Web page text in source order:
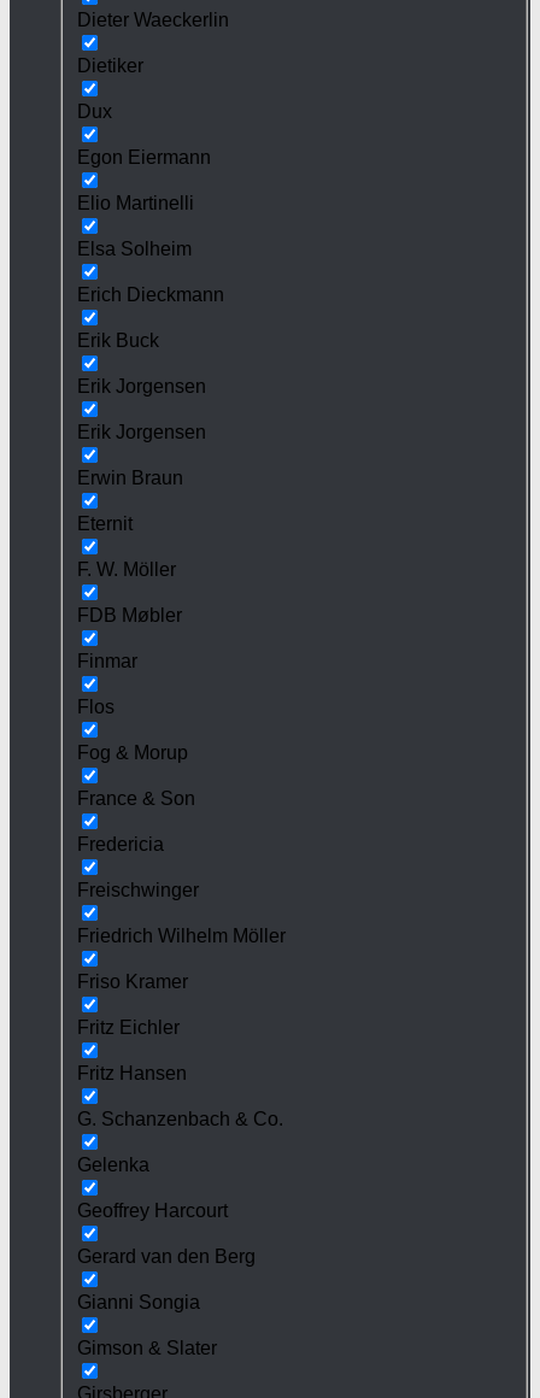
Dieter Waeckerlin
Dietiker
Dux
Egon Eiermann
Elio Martinelli
Elsa Solheim
Erich Dieckmann
Erik Buck
Erik Jorgensen
Erik Jorgensen
Erwin Braun
Eternit
F. W. Möller
FDB Møbler
Finmar
Flos
Fog & Morup
France & Son
Fredericia
Freischwinger
Friedrich Wilhelm Möller
Friso Kramer
Fritz Eichler
Fritz Hansen
G. Schanzenbach & Co.
Gelenka
Geoffrey Harcourt
Gerard van den Berg
Gianni Songia
Gimson & Slater
Girsberger